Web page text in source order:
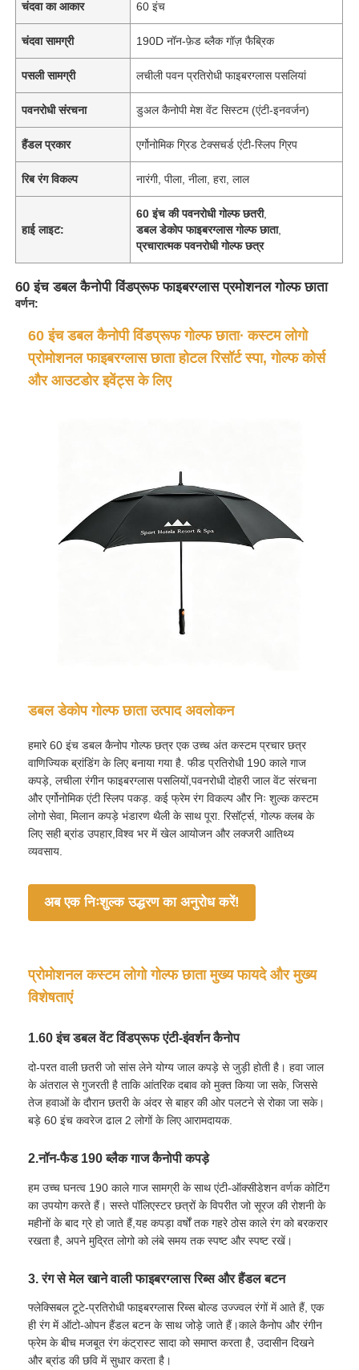
होम
उत्पाद
हमारे बारे में
गुणवत्ता नियंत्रण
हमसे संपर्क करें
समाचार
एक बोली का अनुरोध
गोल्फ छाता
कॉम्पैक्ट छतरियां
चंदवा का आकार 60 इंच
चंदवा सामग्री 190D नॉन-फ़ेड ब्लैक गॉज़ फैब्रिक
पसली सामग्री लचीली पवन प्रतिरोधी फाइबरग्लास पसलियां
पवनरोधी संरचना डुअल कैनोपी मेश वेंट सिस्टम (एंटी-इनवर्जन)
हैंडल प्रकार एर्गोनोमिक ग्रिड टेक्सचर्ड एंटी-स्लिप ग्रिप
रिब रंग विकल्प नारंगी, पीला, नीला, हरा, लाल
हाई लाइट:
60 इंच की पवनरोधी गोल्फ छतरी,
डबल डेकोप फाइबरग्लास गोल्फ छाता,
प्रचारात्मक पवनरोधी गोल्फ छत्र
60 इंच डबल कैनोपी विंडप्रूफ फाइबरग्लास प्रमोशनल गोल्फ छाता
वर्णन:
60 इंच डबल कैनोपी विंडप्रूफ गोल्फ छाता∙ कस्टम लोगो
प्रोमोशनल फाइबरग्लास छाता होटल रिसॉर्ट स्पा, गोल्फ कोर्स
और आउटडोर इवेंट्स के लिए
डबल डेकोप गोल्फ छाता उत्पाद अवलोकन
हमारे 60 इंच डबल कैनोप गोल्फ छत्र एक उच्च अंत कस्टम प्रचार छत्र
वाणिज्यिक ब्रांडिंग के लिए बनाया गया है. फीड प्रतिरोधी 190 काले गाज
कपड़े, लचीला रंगीन फाइबरग्लास पसलियों,पवनरोधी दोहरी जाल वेंट संरचना
और एर्गोनोमिक एंटी स्लिप पकड़. कई फ्रेम रंग विकल्प और निः शुल्क कस्टम
लोगो सेवा, मिलान कपड़े भंडारण थैली के साथ पूरा. रिसॉर्ट्स, गोल्फ क्लब के
लिए सही ब्रांड उपहार,विश्व भर में खेल आयोजन और लक्जरी आतिथ्य
व्यवसाय.
अब एक निःशुल्क उद्धरण का अनुरोध करें!
प्रोमोशनल कस्टम लोगो गोल्फ छाता मुख्य फायदे और मुख्य
विशेषताएं
1.60 इंच डबल वेंट विंडप्रूफ एंटी-इंवर्शन कैनोप
दो-परत वाली छतरी जो सांस लेने योग्य जाल कपड़े से जुड़ी होती है। हवा जाल
के अंतराल से गुजरती है ताकि आंतरिक दबाव को मुक्त किया जा सके, जिससे
तेज हवाओं के दौरान छतरी के अंदर से बाहर की ओर पलटने से रोका जा सके।
बड़े 60 इंच कवरेज ढाल 2 लोगों के लिए आरामदायक.
2.नॉन-फैड 190 ब्लैक गाज कैनोपी कपड़े
हम उच्च घनत्व 190 काले गाज सामग्री के साथ एंटी-ऑक्सीडेशन वर्णक कोटिंग
का उपयोग करते हैं। सस्ते पॉलिएस्टर छत्रों के विपरीत जो सूरज की रोशनी के
महीनों के बाद ग्रे हो जाते हैं,यह कपड़ा वर्षों तक गहरे ठोस काले रंग को बरकरार
रखता है, अपने मुद्रित लोगो को लंबे समय तक स्पष्ट और स्पष्ट रखें।
3. रंग से मेल खाने वाली फाइबरग्लास रिब्स और हैंडल बटन
फ्लेक्सिबल टूटे-प्रतिरोधी फाइबरग्लास रिब्स बोल्ड उज्ज्वल रंगों में आते हैं, एक
ही रंग में ऑटो-ओपन हैंडल बटन के साथ जोड़े जाते हैं।काले कैनोप और रंगीन
फ्रेम के बीच मजबूत रंग कंट्रास्ट सादा को समाप्त करता है, उदासीन दिखने
और ब्रांड की छवि में सुधार करता है।